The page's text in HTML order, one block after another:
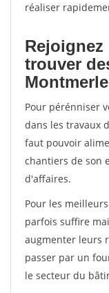
réaliser
trouver
Pour pérénniser
dans les travaux
faut pouvoir
chantiers de son
d'affaires.
Pour les
parfois suffire
augmenter leurs
passer par un
le secteur du